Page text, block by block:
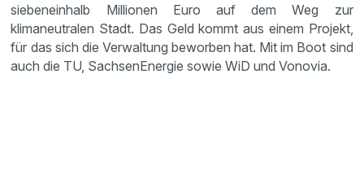
siebeneinhalb Millionen Euro auf dem Weg zur
klimaneutralen Stadt. Das Geld kommt aus einem Projekt,
für das sich die Verwaltung beworben hat. Mit im Boot sind
auch die TU, SachsenEnergie sowie WiD und Vonovia.